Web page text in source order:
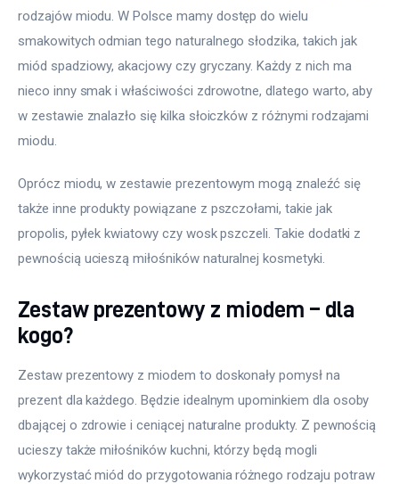
rodzajów miodu. W Polsce mamy dostęp do wielu
smakowitych odmian tego naturalnego słodzika, takich jak
miód spadziowy, akacjowy czy gryczany. Każdy z nich ma
nieco inny smak i właściwości zdrowotne, dlatego warto, aby
w zestawie znalazło się kilka słoiczków z różnymi rodzajami
miodu.
Oprócz miodu, w zestawie prezentowym mogą znaleźć się
także inne produkty powiązane z pszczołami, takie jak
propolis, pyłek kwiatowy czy wosk pszczeli. Takie dodatki z
pewnością ucieszą miłośników naturalnej kosmetyki.
Zestaw prezentowy z miodem – dla
kogo?
Zestaw prezentowy z miodem to doskonały pomysł na
prezent dla każdego. Będzie idealnym upominkiem dla osoby
dbającej o zdrowie i ceniącej naturalne produkty. Z pewnością
ucieszy także miłośników kuchni, którzy będą mogli
wykorzystać miód do przygotowania różnego rodzaju potraw